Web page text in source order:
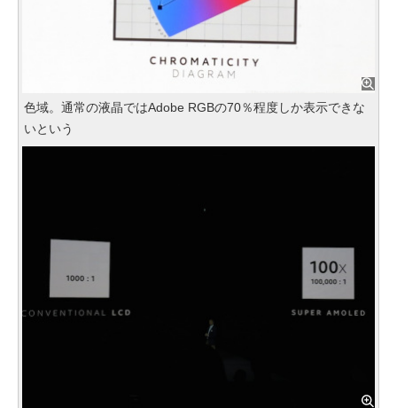
色域。通常の液晶ではAdobe RGBの70％程度しか表示できな
いという